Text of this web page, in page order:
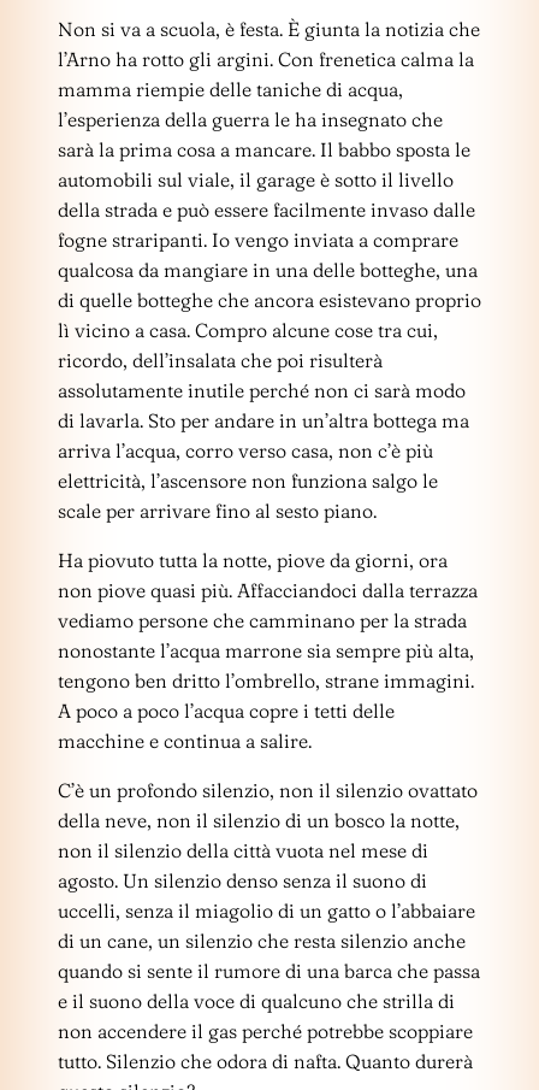
Non si va a scuola, è festa. È giunta la notizia che
l’Arno ha rotto gli argini. Con frenetica calma la
mamma riempie delle taniche di acqua,
l’esperienza della guerra le ha insegnato che
sarà la prima cosa a mancare. Il babbo sposta le
automobili sul viale, il garage è sotto il livello
della strada e può essere facilmente invaso dalle
fogne straripanti. Io vengo inviata a comprare
qualcosa da mangiare in una delle botteghe, una
di quelle botteghe che ancora esistevano proprio
lì vicino a casa. Compro alcune cose tra cui,
ricordo, dell’insalata che poi risulterà
assolutamente inutile perché non ci sarà modo
di lavarla. Sto per andare in un’altra bottega ma
arriva l’acqua, corro verso casa, non c’è più
elettricità, l’ascensore non funziona salgo le
scale per arrivare fino al sesto piano.
Ha piovuto tutta la notte, piove da giorni, ora
non piove quasi più. Affacciandoci dalla terrazza
vediamo persone che camminano per la strada
nonostante l’acqua marrone sia sempre più alta,
tengono ben dritto l’ombrello, strane immagini.
A poco a poco l’acqua copre i tetti delle
macchine e continua a salire.
C’è un profondo silenzio, non il silenzio ovattato
della neve, non il silenzio di un bosco la notte,
non il silenzio della città vuota nel mese di
agosto. Un silenzio denso senza il suono di
uccelli, senza il miagolio di un gatto o l’abbaiare
di un cane, un silenzio che resta silenzio anche
quando si sente il rumore di una barca che passa
e il suono della voce di qualcuno che strilla di
non accendere il gas perché potrebbe scoppiare
tutto. Silenzio che odora di nafta. Quanto durerà